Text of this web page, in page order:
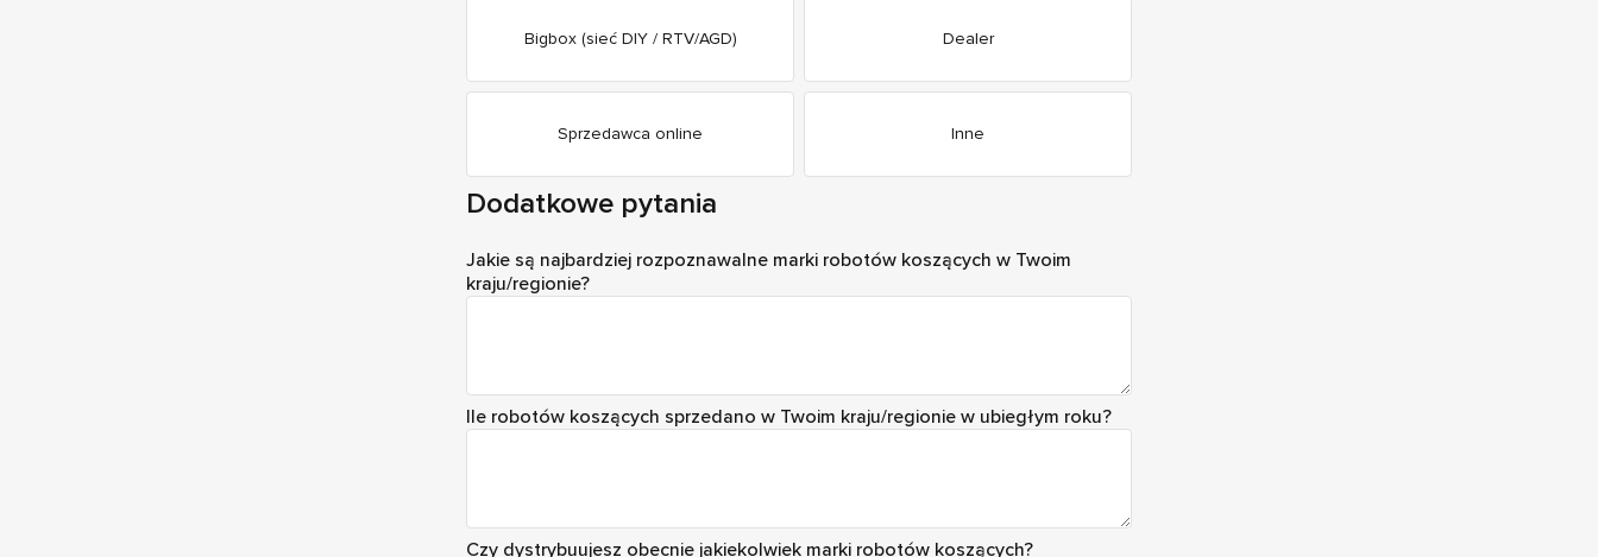
Bigbox (sieć DIY / RTV/AGD) Dealer
Sprzedawca online Inne
Dodatkowe pytania
Jakie są najbardziej rozpoznawalne marki robotów koszących w Twoim
kraju/regionie?
Ile robotów koszących sprzedano w Twoim kraju/regionie w ubiegłym roku?
Czy dystrybuujesz obecnie jakiekolwiek marki robotów koszących?